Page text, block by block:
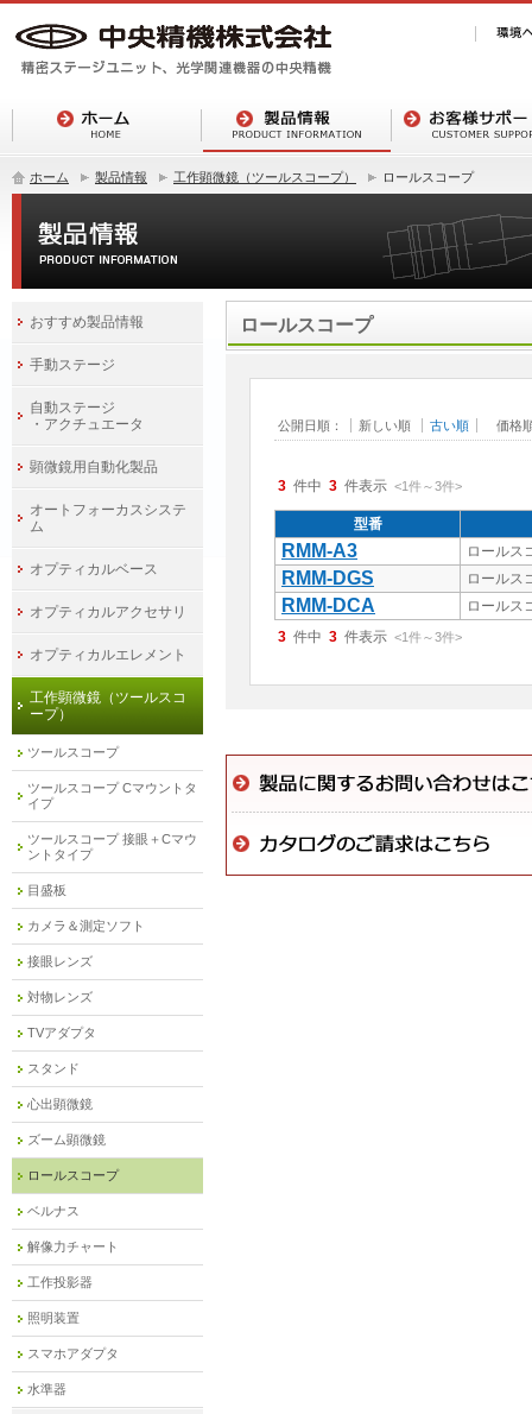
ホーム 製品情報 工作顕微鏡（ツールスコープ） ロールスコープ
ロールスコープ
公開日順： 新しい順 古い順 価格
3 件中 3 件表示 <1件～3件>
型番
RMM-A3 ロールス
RMM-DGS ロールス
RMM-DCA
ロールス
3 件中 3 件表示 <1件～3件>
おすすめ製品情報
手動ステージ
自動ステージ
・アクチュエータ
顕微鏡用自動化製品
オートフォーカスシステ
ム
オプティカルベース
オプティカルアクセサリ
オプティカルエレメント
工作顕微鏡（ツールスコ
ープ）
ツールスコープ
ツールスコープ Cマウントタ
イプ
ツールスコープ 接眼＋Cマウ
ントタイプ
目盛板
カメラ＆測定ソフト
接眼レンズ
対物レンズ
TVアダプタ
スタンド
心出顕微鏡
ズーム顕微鏡
ロールスコープ
ベルナス
解像力チャート
工作投影器
照明装置
スマホアダプタ
水準器